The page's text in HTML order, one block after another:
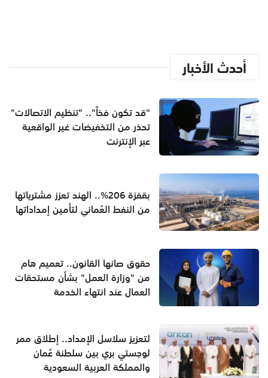
أحدث الأخبار
"قد تكون فخاً".. "تنظيم الاتصالات"
تحذر من التخفيضات غير الواقعية
عبر الإنترنت
بقفزة 206%.. الهند تعزز مشترياتها
من النفط العُماني لتأمين إمداداتها
حقوق صانها القانون.. تعميم هام
من "وزارة العمل" بشأن مستحقات
العمال عند انتهاء الخدمة
لتعزيز سلاسل الإمداد.. إطلاق ممر
لوجستي بري بين سلطنة عُمان
والمملكة العربية السعودية